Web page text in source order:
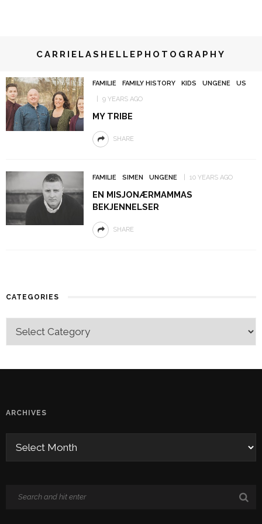
CARRIELASHELLEPHOTOGRAPHY
FAMILIE FAMILY HISTORY KIDS UNGENE US
9 YEARS AGO
MY TRIBE
SHARE
FAMILIE SIMEN UNGENE 10 YEARS AGO
EN MISJONÆRMAMMAS
BEKJENNELSER
SHARE
CATEGORIES
ARCHIVES